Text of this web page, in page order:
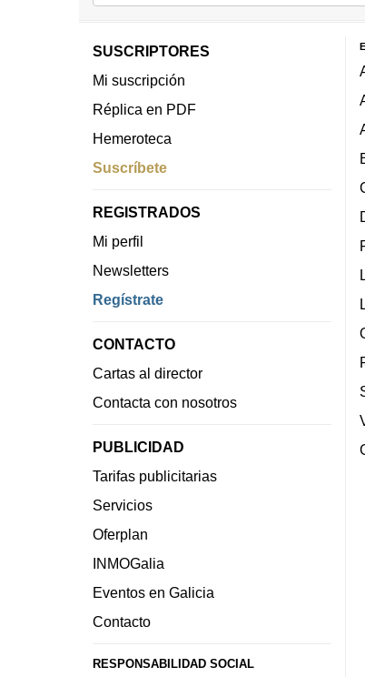
SUSCRIPTORES
Mi suscripción
Réplica en PDF
Hemeroteca
Suscríbete
REGISTRADOS
Mi perfil
Newsletters
Regístrate
CONTACTO
Cartas al director
Contacta con nosotros
PUBLICIDAD
Tarifas publicitarias
Servicios
Oferplan
INMOGalia
Eventos en Galicia
Contacto
RESPONSABILIDAD SOCIAL